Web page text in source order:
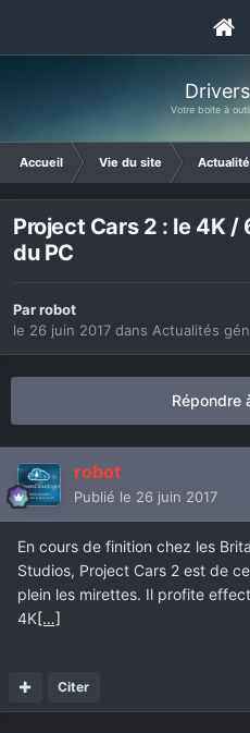
Votre boite à
Accueil Vie du site
Project Cars 2 : le 4K /
du PC
Parrobot
le 26 juin 2017 dans Actualités
Répondre
robot
Publié le 26 juin 2017
En cours de finition chez les
Studios, Project Cars 2 est de
plein les mirettes. Il profite
4K[…]
Citer